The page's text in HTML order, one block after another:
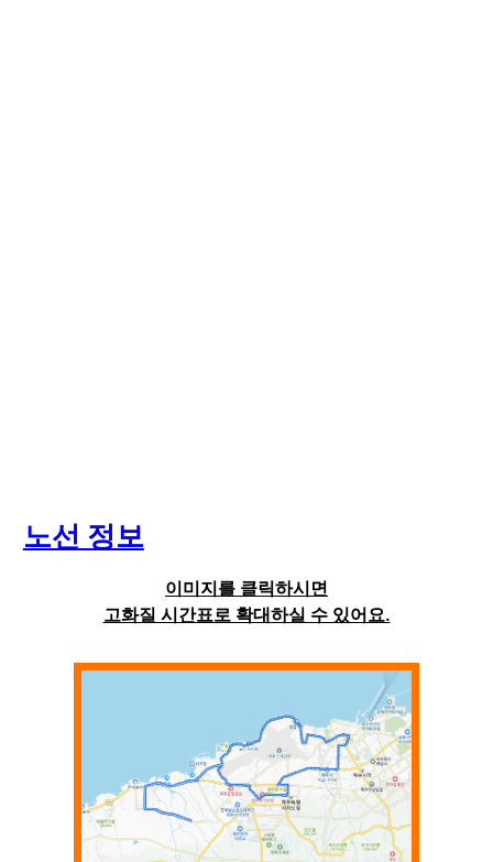
노선 정보
이미지를 클릭하시면
고화질 시간표로 확대하실 수 있어요.